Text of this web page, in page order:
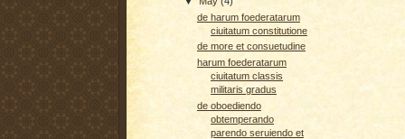
de harum foederatarum
ciuitatum constitutione
de more et consuetudine
harum foederatarum
ciuitatum classis
militaris gradus
de oboediendo
obtemperando
parendo seruiendo et